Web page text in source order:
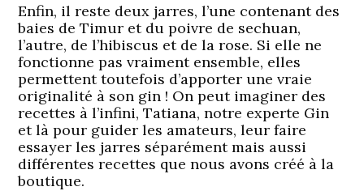
Enfin, il reste deux jarres, l’une contenant des
baies de Timur et du poivre de sechuan,
l’autre, de l’hibiscus et de la rose. Si elle ne
fonctionne pas vraiment ensemble, elles
permettent toutefois d’apporter une vraie
originalité à son gin ! On peut imaginer des
recettes à l’infini, Tatiana, notre experte Gin
et là pour guider les amateurs, leur faire
essayer les jarres séparément mais aussi
différentes recettes que nous avons créé à la
boutique.